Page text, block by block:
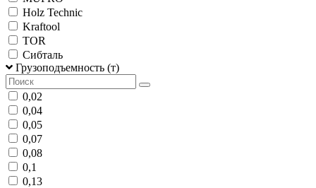
Holz Technic
Kraftool
TOR
Сибталь
Грузоподъемность (т)
0,02
0,04
0,05
0,07
0,08
0,1
0,13